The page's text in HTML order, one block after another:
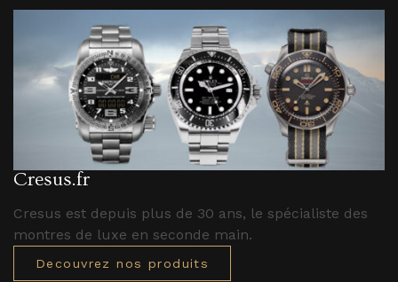
Cresus.fr
Cresus est depuis plus de 30 ans, le spécialiste des
montres de luxe en seconde main.
Decouvrez nos produits